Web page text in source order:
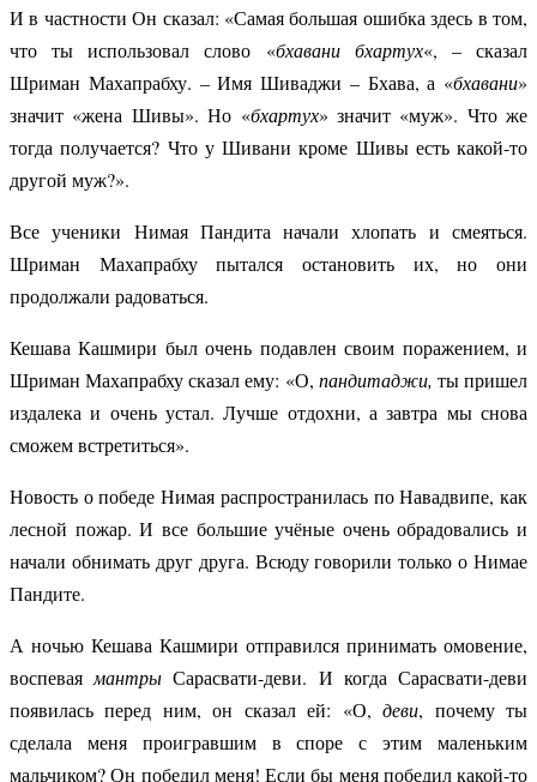
И в частности Он сказал: «Самая большая ошибка здесь в том,
что ты использовал слово «бхавани бхартух«, – сказал
Шриман Махапрабху. – Имя Шиваджи – Бхава, а «бхавани»
значит «жена Шивы». Но «бхартух» значит «муж». Что же
тогда получается? Что у Шивани кроме Шивы есть какой-то
другой муж?».
Все ученики Нимая Пандита начали хлопать и смеяться.
Шриман Махапрабху пытался остановить их, но они
продолжали радоваться.
Кешава Кашмири был очень подавлен своим поражением, и
Шриман Махапрабху сказал ему: «О, пандитаджи, ты пришел
издалека и очень устал. Лучше отдохни, а завтра мы снова
сможем встретиться».
Новость о победе Нимая распространилась по Навадвипе, как
лесной пожар. И все большие учёные очень обрадовались и
начали обнимать друг друга. Всюду говорили только о Нимае
Пандите.
А ночью Кешава Кашмири отправился принимать омовение,
воспевая мантры Сарасвати-деви. И когда Сарасвати-деви
появилась перед ним, он сказал ей: «О,деви, почему ты
сделала меня проигравшим в споре с этим маленьким
мальчиком? Он победил меня! Если бы меня победил какой-то